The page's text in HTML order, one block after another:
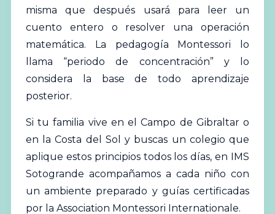
misma que después usará para leer un
cuento entero o resolver una operación
matemática. La pedagogía Montessori lo
llama “periodo de concentración” y lo
considera la base de todo aprendizaje
posterior.
Si tu familia vive en el Campo de Gibraltar o
en la Costa del Sol y buscas un colegio que
aplique estos principios todos los días, en IMS
Sotogrande acompañamos a cada niño con
un ambiente preparado y guías certificadas
por la Association Montessori Internationale.